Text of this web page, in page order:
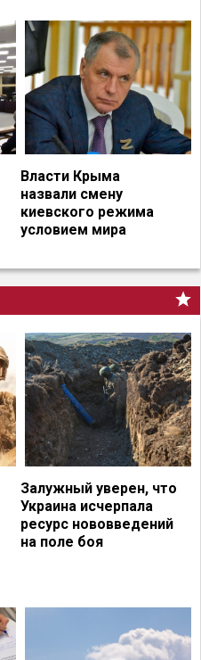
Власти Крыма
назвали смену
киевского режима
условием мира
Залужный уверен, что
Украина исчерпала
ресурс нововведений
на поле боя